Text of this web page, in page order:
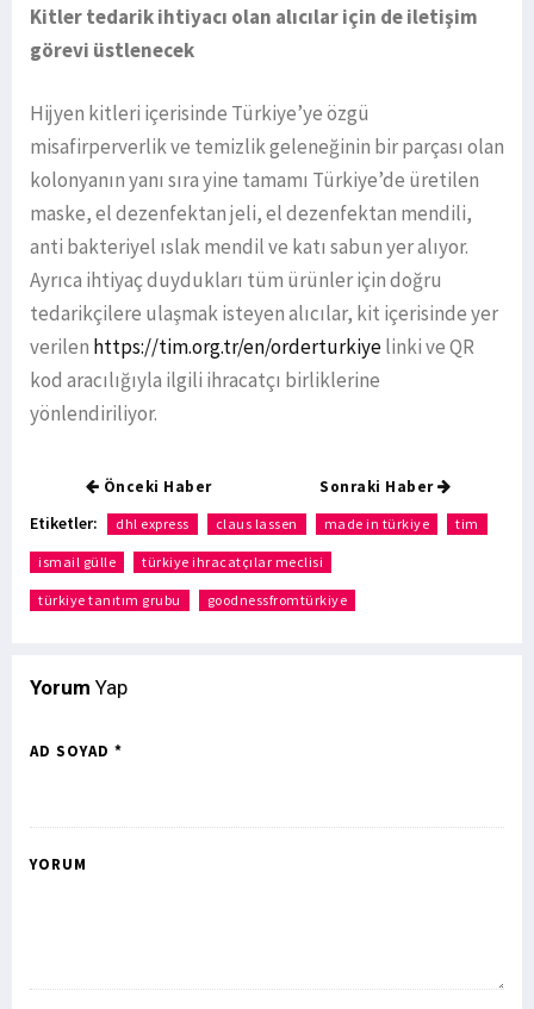
Kitler tedarik ihtiyacı olan alıcılar için de iletişim
görevi üstlenecek
Hijyen kitleri içerisinde Türkiye’ye özgü
misafirperverlik ve temizlik geleneğinin bir parçası olan
kolonyanın yanı sıra yine tamamı Türkiye’de üretilen
maske, el dezenfektan jeli, el dezenfektan mendili,
anti bakteriyel ıslak mendil ve katı sabun yer alıyor.
Ayrıca ihtiyaç duydukları tüm ürünler için doğru
tedarikçilere ulaşmak isteyen alıcılar, kit içerisinde yer
verilen https://tim.org.tr/en/orderturkiyelinki ve QR
kod aracılığıyla ilgili ihracatçı birliklerine
yönlendiriliyor.
Önceki Haber Sonraki Haber
Etiketler: dhl express claus lassen made in türkiye tim
ismail gülle türkiye ihracatçılar meclisi
türkiye tanıtım grubu goodnessfromtürkiye
Yorum Yap
AD SOYAD *
YORUM